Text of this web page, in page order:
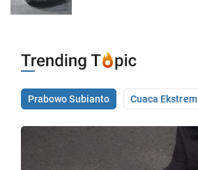
Prabowo Subianto Cuaca Ekstrem